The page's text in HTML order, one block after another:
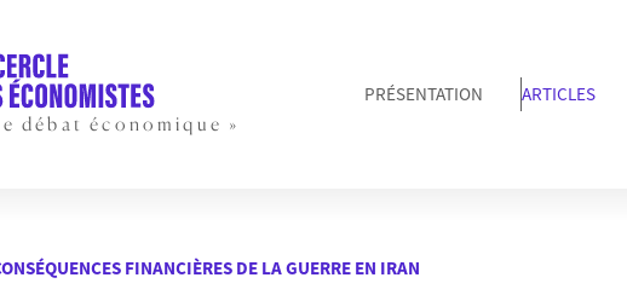
débat économique »
PRÉSENTATION ARTICLES
FINANCIÈRES DE LA GUERRE EN IRAN